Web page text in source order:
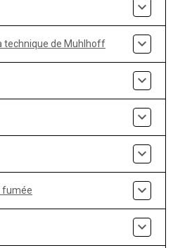
technique de Muhlhoff
fumée